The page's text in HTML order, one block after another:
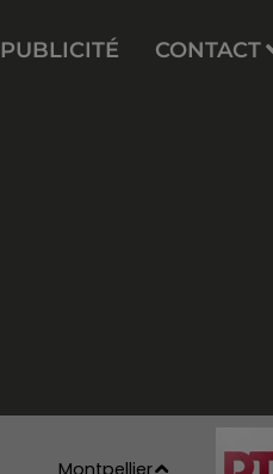
PUBLICITÉ CONTACT
Montpellier